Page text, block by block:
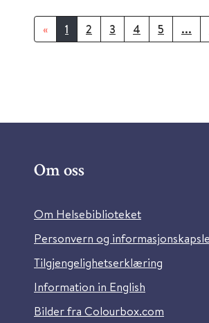
« 1 2 3 4 5 ...
Om oss
Om Helsebiblioteket
Personvern og
Tilgjengelighetserklæring
Information in English
Bilder fra Colourbox.com